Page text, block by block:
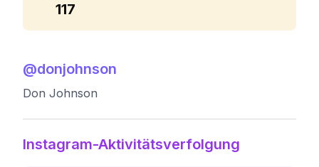
117
@donjohnson
Don Johnson
Instagram-Aktivitätsverfolgung